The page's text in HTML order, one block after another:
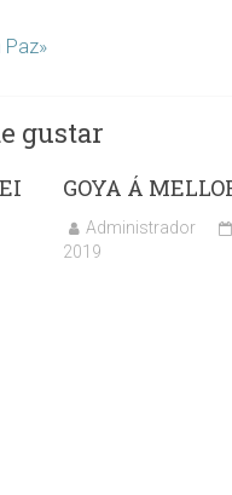
gustar
GOYA Á
Administrador
2019